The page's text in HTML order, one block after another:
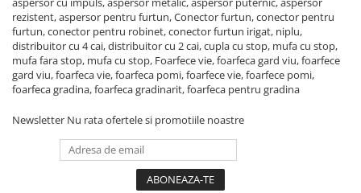
rezistent, aspersor pentru furtun, Conector furtun, conector pentru
furtun, conector pentru robinet, conector furtun irigat, niplu,
distribuitor cu 4 cai, distribuitor cu 2 cai, cupla cu stop, mufa cu stop,
mufa fara stop, mufa cu stop, Foarfece vie, foarfeca gard viu, foarfece
gard viu, foarfeca vie, foarfeca pomi, foarfece vie, foarfece pomi,
foarfeca gradina, foarfeca gradinarit, foarfeca pentru gradina
Newsletter Nu rata ofertele si promotiile noastre